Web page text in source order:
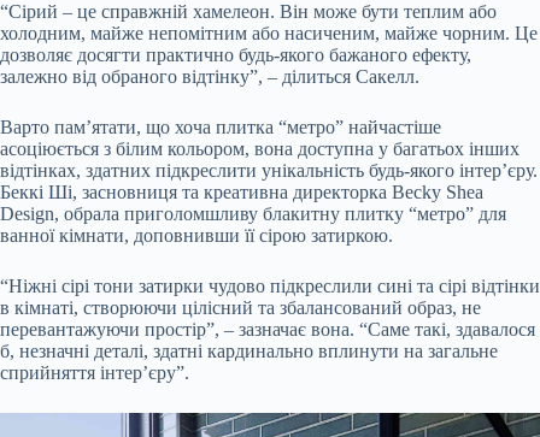
“Сірий – це справжній хамелеон. Він може бути теплим або
холодним, майже непомітним або насиченим, майже чорним. Це
дозволяє досягти практично будь-якого бажаного ефекту,
залежно від обраного відтінку”, – ділиться Сакелл.
Варто пам’ятати, що хоча плитка “метро” найчастіше
асоціюється з білим кольором, вона доступна у багатьох інших
відтінках, здатних підкреслити унікальність будь-якого інтер’єру.
Беккі Ші, засновниця та креативна директорка Becky Shea
Design, обрала приголомшливу блакитну плитку “метро” для
ванної кімнати, доповнивши її сірою затиркою.
“Ніжні сірі тони затирки чудово підкреслили сині та сірі відтінки
в кімнаті, створюючи цілісний та збалансований образ, не
перевантажуючи простір”, – зазначає вона. “Саме такі, здавалося
б, незначні деталі, здатні кардинально вплинути на загальне
сприйняття інтер’єру”.